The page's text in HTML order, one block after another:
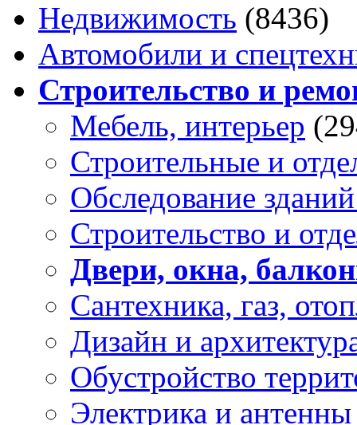
Недвижимость (8436)
Автомобили и
Строительство и
Мебель, интерьер
Строительные и
Обследование
Строительство и
Двери, окна,
Сантехника, газ,
Дизайн и
Обустройство
Электрика и антенны